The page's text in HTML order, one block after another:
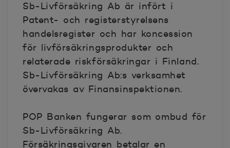
Sb-Livförsäkring Ab är infört i
Patent- och registerstyrelsens
handelsregister och har koncession
för livförsäkringsprodukter och
relaterade riskförsäkringar i Finland.
Sb-Livförsäkring Ab:s verksamhet
övervakas av Finansinspektionen.
POP Banken fungerar som ombud för
Sb-Livförsäkring Ab.
Försäkringsgivaren betalar en